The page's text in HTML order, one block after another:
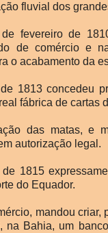
fluvial dos
fevereiro de
de comércio e
o acabamento da
1813 concedeu
fábrica de cartas
das matas, e
autorização legal.
1815
do Equador.
mandou criar,
na Bahia, um